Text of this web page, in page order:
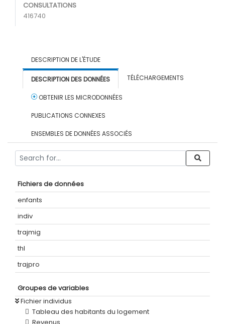
CONSULTATIONS
416740
DESCRIPTION DE L'ÉTUDE
DESCRIPTION DES DONNÉES TÉLÉCHARGEMENTS
OBTENIR LES MICRODONNÉES
PUBLICATIONS CONNEXES
ENSEMBLES DE DONNÉES ASSOCIÉS
Fichiers de données
enfants
indiv
trajmig
thl
trajpro
Groupes de variables
Fichier individus
Tableau des habitants du logement